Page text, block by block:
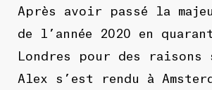
Après avoir passé la
de l’année 2020 en
Londres pour des raisons
Alex s’est rendu à